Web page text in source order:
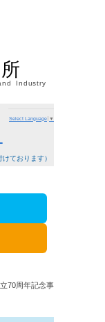
Industry
Select Language ▼
ております）
70周年記念事